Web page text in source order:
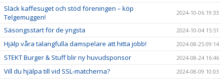
Släck kaffesuget och stöd föreningen – köp
Telgemuggen!
2024-10-06 19:33
Säsongsstart för de yngsta 2024-10-04 15:51
Hjälp våra talangfulla damspelare att hitta jobb! 2024-08-25 09:14
STEKT Burger & Stuff blir ny huvudsponsor 2024-08-24 16:46
Vill du hjälpa till vid SSL-matcherna? 2024-08-09 10:03